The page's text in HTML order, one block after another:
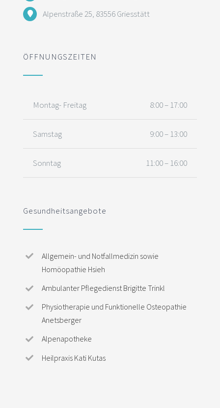
Alpenstraße 25, 83556 Griesstätt
ÖFFNUNGSZEITEN
Montag- Freitag 8:00 – 17:00
Samstag 9:00 – 13:00
Sonntag 11:00 – 16:00
Gesundheitsangebote
Allgemein- und Notfallmedizin sowie
Homöopathie Hsieh
Ambulanter Pflegedienst Brigitte Trinkl
Physiotherapie und Funktionelle Osteopathie
Anetsberger
Alpenapotheke
Heilpraxis Kati Kutas